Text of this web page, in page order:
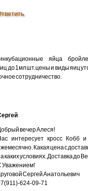
яйца
до 1мл шт.цены и виды яиц
сотрудничество.
вечер Алеся!
интересует кросс Кобб
Какая цена с
каких условиях. Доставка до
Уважением!
Сергей Анатольевич
624-09-71